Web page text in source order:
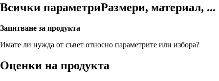
Всички параметриРазмери, материал, ...
Запитване за продукта
Имате ли нужда от съвет относно параметрите или избора?
Оценки на продукта